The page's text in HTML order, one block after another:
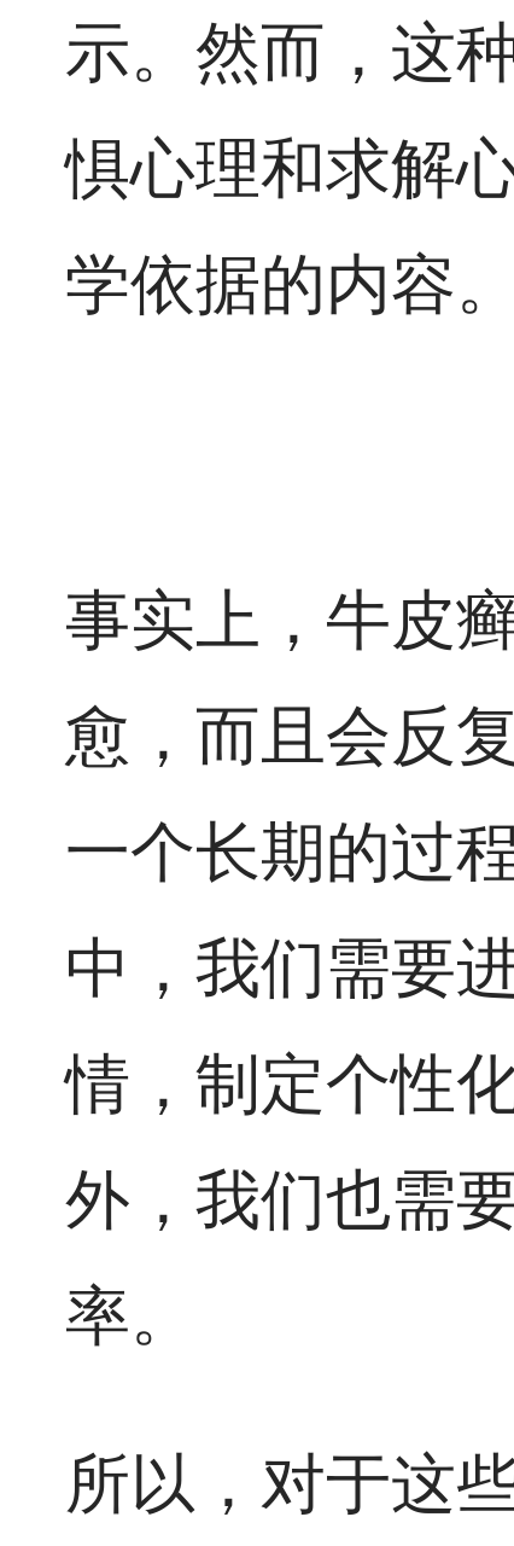
示。然而，这
惧心理和求解
学依据的内容。
事实上，牛皮
愈，而且会反
一个长期的过
中，我们需要
情，制定个性
外，我们也需
率。
所以，对于这